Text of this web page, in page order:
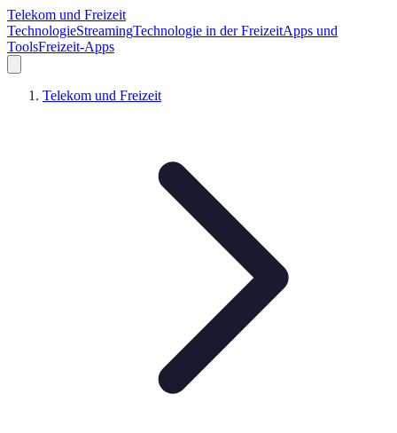
Telekom und Freizeit
TechnologieStreamingTechnologie in der FreizeitApps und
ToolsFreizeit-Apps
Telekom und Freizeit